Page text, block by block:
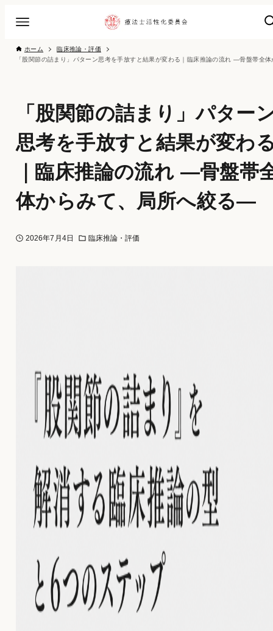
ホーム 臨床推論・評価
「股関節の詰まり」パター
思考を手放すと結果が変わ
｜臨床推論の流れ ―骨盤帯
体からみて、局所へ絞る―
2026年7月4日 臨床推論・評価